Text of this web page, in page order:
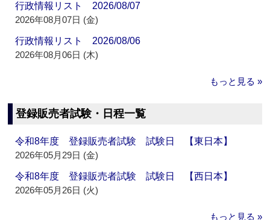
行政情報リスト 2026/08/07
2026年08月07日 (金)
行政情報リスト 2026/08/06
2026年08月06日 (木)
もっと見る »
登録販売者試験・日程一覧
令和8年度 登録販売者試験 試験日 【東日本】
2026年05月29日 (金)
令和8年度 登録販売者試験 試験日 【西日本】
2026年05月26日 (火)
もっと見る »